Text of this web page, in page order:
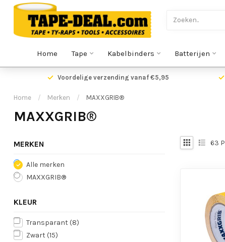
Home Tape Kabelbinders Batterijen
Voordelige verzending vanaf €5,95
Home / Merken / MAXXGRIB®
MAXXGRIB®
MERKEN
Alle merken
MAXXGRIB®
KLEUR
Transparant (8)
Zwart (15)
63